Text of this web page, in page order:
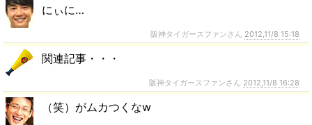
にぃに…
阪神タイガースファンさん 2012,11/8 15:18
関連記事・・・
阪神タイガースファンさん 2012,11/8 16:28
（笑）がムカつくなw